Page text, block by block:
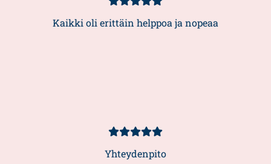
Asiakasarvio
5/5
Kaikki oli erittäin helppoa ja nopeaa
Asiakasarvio
5/5
Yhteydenpito